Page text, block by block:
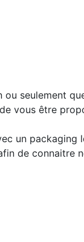
seulement
vous être
un
de connaitre